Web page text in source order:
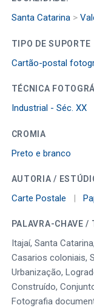
Santa Catarina>
TIPO DE SUPORTE
Cartão-postal
TÉCNICA
Industrial - Séc. XX
CROMIA
Preto e branco
AUTORIA /
Carte Postale |
PALAVRA-CHAVE /
Itajaí, Santa
Casarios coloniais,
Urbanização,
Construído,
Fotografia